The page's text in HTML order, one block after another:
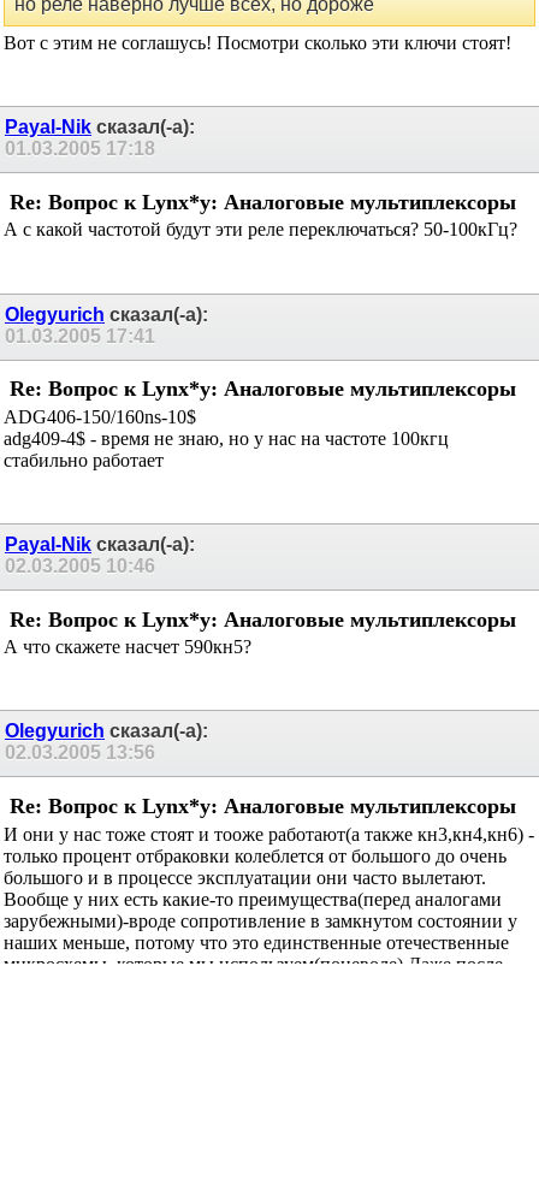
но реле наверно лучше всех, но дороже
Вот с этим не соглашусь! Посмотри сколько эти ключи стоят!
Payal-Nik сказал(-а):
01.03.2005 17:18
Re: Вопрос к Lynx*у: Аналоговые мультиплексоры
А с какой частотой будут эти реле переключаться? 50-100кГц?
Olegyurich сказал(-а):
01.03.2005 17:41
Re: Вопрос к Lynx*у: Аналоговые мультиплексоры
ADG406-150/160ns-10$
adg409-4$ - время не знаю, но у нас на частоте 100кгц
стабильно работает
Payal-Nik сказал(-а):
02.03.2005 10:46
Re: Вопрос к Lynx*у: Аналоговые мультиплексоры
А что скажете насчет 590кн5?
Olegyurich сказал(-а):
02.03.2005 13:56
Re: Вопрос к Lynx*у: Аналоговые мультиплексоры
И они у нас тоже стоят и тооже работают(а также кн3,кн4,кн6) -
только процент отбраковки колеблется от большого до очень
большого и в процессе эксплуатации они часто вылетают.
Вообще у них есть какие-то преимущества(перед аналогами
зарубежными)-вроде сопротивление в замкнутом состоянии у
наших меньше, потому что это единственные отечественные
микросхемы, которые мы используем(поневоле).Даже после